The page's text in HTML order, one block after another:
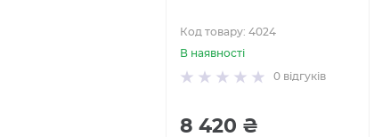
Код товару: 4024
В наявності
0 відгуків
8 420 ₴